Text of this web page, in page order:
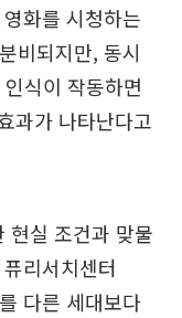
화를 시청하는
비되지만, 동시
식이 작동하면
과가 나타난다고
현실 조건과 맞물
리서치센터
다른 세대보다